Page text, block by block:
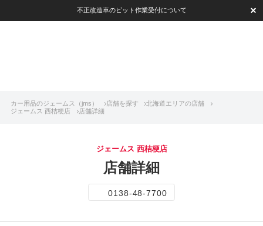
不正改造車のピット作業受付について
カー用品のジェームス（jms） 店舗を探す
北海道エリアの店舗
ジェームス 西桔梗店
店舗詳細
ジェームス 西桔梗店
店舗詳細
0138-48-7700